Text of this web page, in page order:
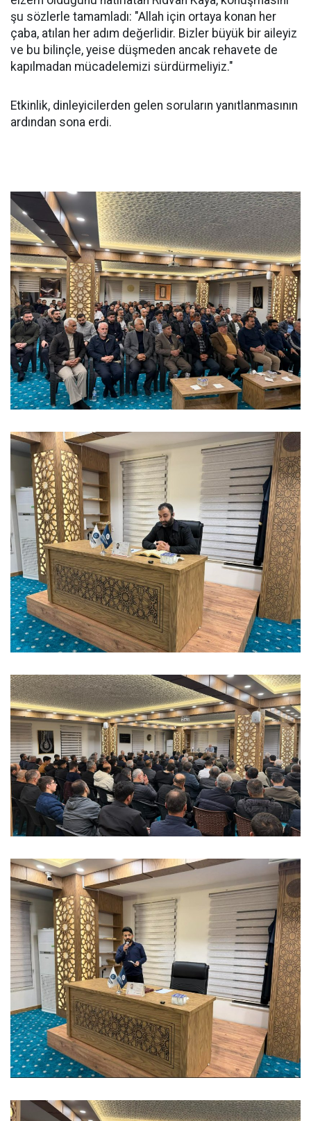
şu sözlerle tamamladı: "Allah için ortaya konan her
çaba, atılan her adım değerlidir. Bizler büyük bir aileyiz
ve bu bilinçle, yeise düşmeden ancak rehavete de
kapılmadan mücadelemizi sürdürmeliyiz."
Etkinlik, dinleyicilerden gelen soruların yanıtlanmasının
ardından sona erdi.